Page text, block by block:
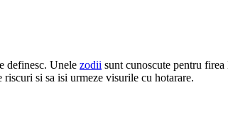
definesc. Unele zodii sunt cunoscute pentru
riscuri si sa isi urmeze visurile cu hotarare.